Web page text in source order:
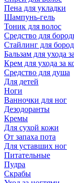
Пена для укладки
Шампунь-гель
Тоник для волос
Средство для
Стайлинг для
Бальзам для ухода
Крем для ухода за
Средство для душа
Для детей
Ноги
Ванночки для ног
Дезодоранты
Кремы
Для сухой кожи
От запаха пота
Для уставших ног
Питательные
Пудра
Скрабы